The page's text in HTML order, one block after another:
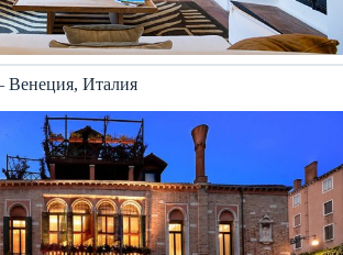
Венеция, Италия